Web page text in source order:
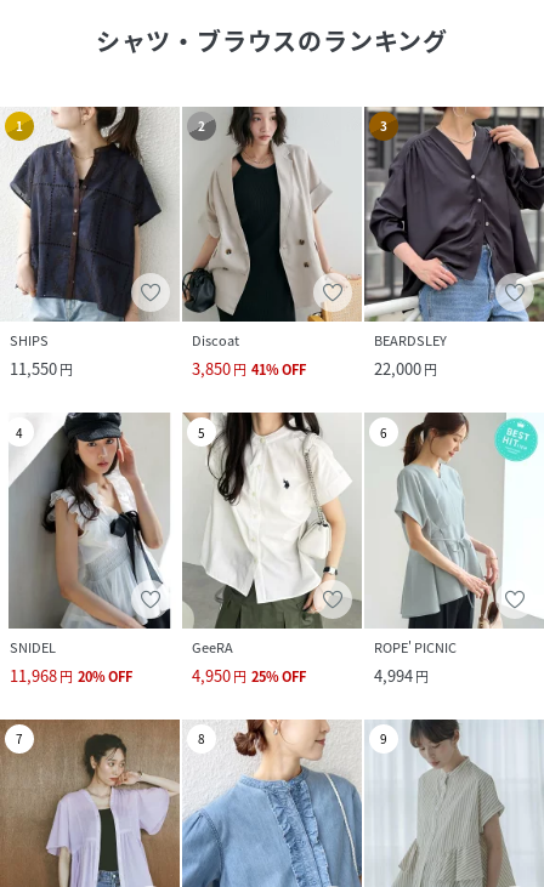
シャツ・ブラウスのランキング
1
SHIPS
11,550円
2
Discoat
3,850円 41%OFF
3
BEARDSLEY
22,000円
4
SNIDEL
11,968円 20%OFF
5
GeeRA
4,950円 25%OFF
6
ROPE' PICNIC
4,994円
7 8 9